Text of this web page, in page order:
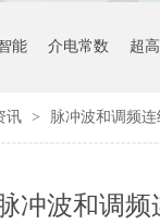
能 介电常数 超
讯 > 脉冲波和调频
冲波和调